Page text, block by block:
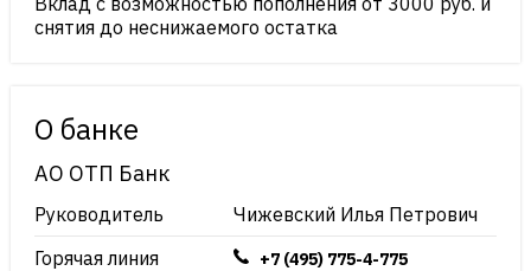
снятия до неснижаемого остатка
О банке
АО ОТП Банк
Руководитель
Чижевский Илья Петрович
Горячая линия
+7 (495) 775-4-775